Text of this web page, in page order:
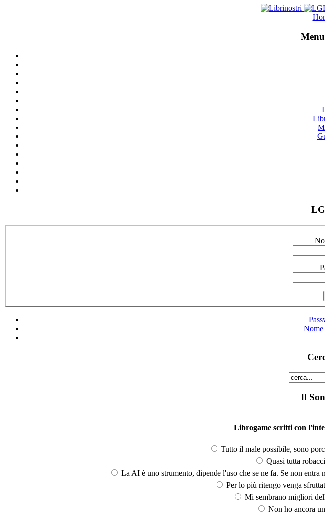
I
Nome
Il
Librogame scritti con
Tutto il male possibile, sono
Quasi tutta
La AI è uno strumento, dipende l'uso che se ne fa. Se non
Per lo più ritengo venga
Mi sembrano migliori
Non ho ancora